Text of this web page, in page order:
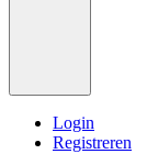
Login
Registreren